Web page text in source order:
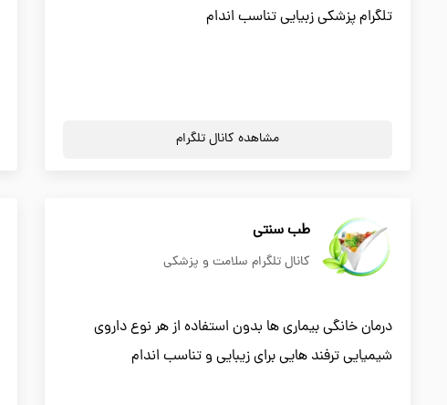
تلگرام پزشکی زبیایی تناسب اندام
مشاهده کانال تلگرام
طب سنتی
کانال تلگرام سلامت و پزشکی
درمان خانگی بیماری ها بدون استفاده از هر نوع داروی
شیمیایی ترفند هایی برای زیبایی و تناسب اندام